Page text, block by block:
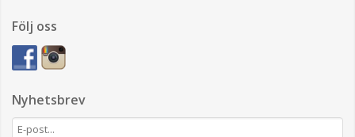
Följ oss
Nyhetsbrev